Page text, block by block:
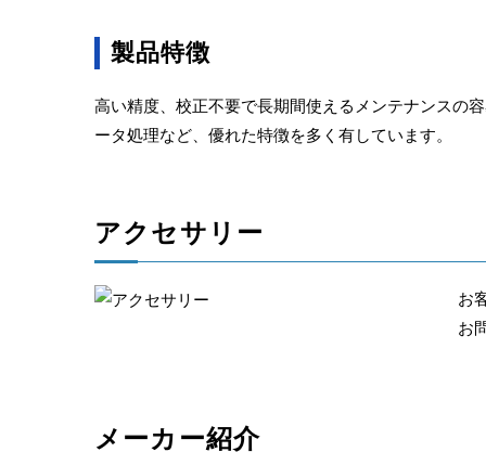
製品特徴
高い精度、校正不要で長期間使えるメンテナンスの
ータ処理など、優れた特徴を多く有しています。
アクセサリー
お
お
メーカー紹介